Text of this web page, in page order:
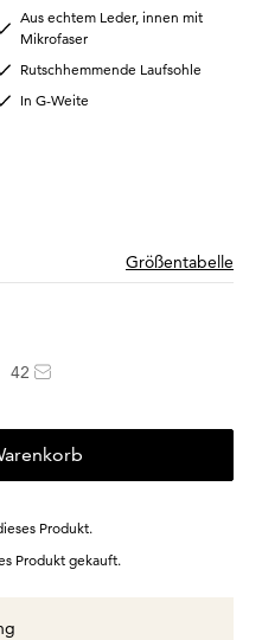
Aus echtem Leder, innen mit
Mikrofaser
Rutschhemmende Laufsohle
In G-Weite
Größentabelle
42
Produkt.
Produkt gekauft.